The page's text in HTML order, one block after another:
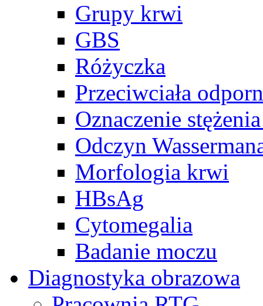
Grupy krwi
GBS
Różyczka
Przeciwciała
Oznaczenie
Odczyn
Morfologia krwi
HBsAg
Cytomegalia
Badanie moczu
Diagnostyka obrazowa